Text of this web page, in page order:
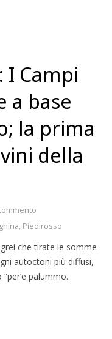
I Campi
a base
la prima
della
, Piedirosso
che tirate le somme
autoctoni più diffusi,
palummo.